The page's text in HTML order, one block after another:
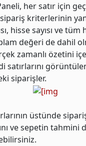
her satır için
kriterlerinin
hisse sayısı ve tüm
değeri de dahil
zamanlı özetini
satırlarını
siparişler.
üstünde sipariş
ve sepetin tahmini